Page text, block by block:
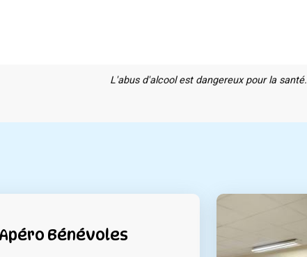
L'abus d'alcool est dangereux pour la santé.
Apéro Bénévoles